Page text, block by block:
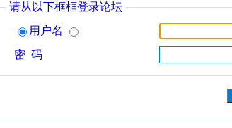
请从以下框框登录论坛
用户名
密 码